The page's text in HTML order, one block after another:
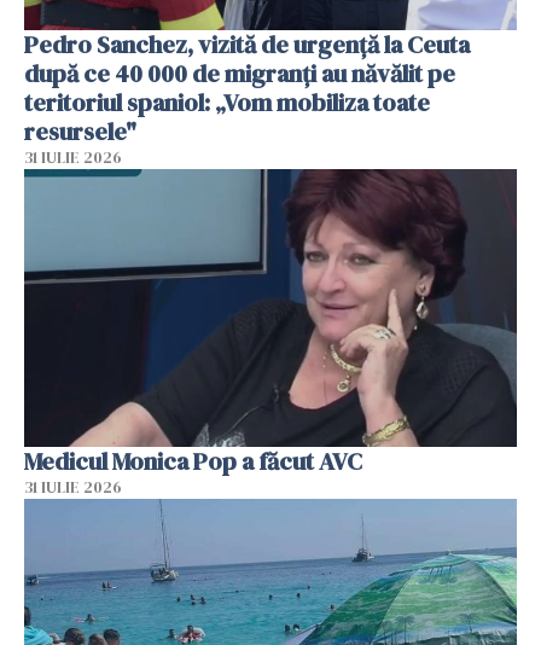
Pedro Sanchez, vizită de urgență la Ceuta
după ce 40 000 de migranți au năvălit pe
teritoriul spaniol: „Vom mobiliza toate
resursele"
31 IULIE 2026
Medicul Monica Pop a făcut AVC
31 IULIE 2026